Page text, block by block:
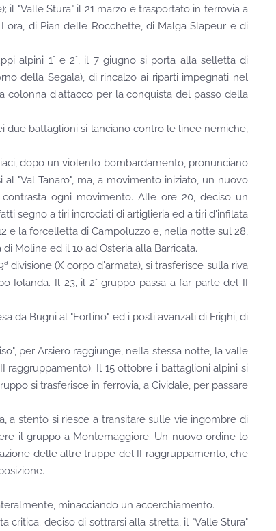
il "Valle Stura" il 21 marzo è trasportato in terrovia a
di Pian delle Rocchette, di Malga Slapeur e di
alpini 1° e 2°, il 7 giugno si porta alla selletta di
della Segala), di rincalzo ai riparti impegnati nel
colonna d'attacco per la conquista del passo della
due battaglioni si lanciano contro le linee nemiche,
dopo un violento bombardamento, pronunciano
"Val Tanaro", ma, a movimento iniziato, un nuovo
ogni movimento. Alle ore 20, deciso un
segno a tiri incrociati di artiglieria ed a tiri d'infilata
e la forcelletta di Campoluzzo e, nella notte sul 28,
Moline ed il 10 ad Osteria alla Barricata.
adivisione (X corpo d'armata), si trasferisce sulla riva
Iolanda. Il 23, il 2° gruppo passa a far parte del II
da Bugni al "Fortino" ed i posti avanzati di Frighi, di
per Arsiero raggiunge, nella stessa notte, la valle
raggruppamento). Il 15 ottobre i battaglioni alpini si
si trasferisce in ferrovia, a Cividale, per passare
stento si riesce a transitare sulle vie ingombre di
il gruppo a Montemaggiore. Un nuovo ordine lo
delle altre truppe del II raggruppamento, che
minacciando un accerchiamento.
deciso di sottrarsi alla stretta, il "Valle Stura"